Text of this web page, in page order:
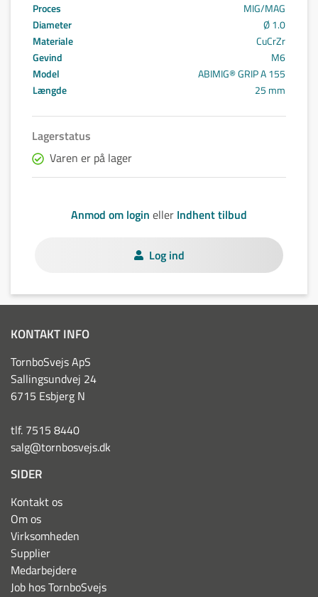
Proces
MIG/MAG
Diameter
Ø 1.0
Materiale
CuCrZr
Gevind
M6
Model
ABIMIG® GRIP A 155
Længde
25 mm
Lagerstatus
Varen er på lager
Anmod om login eller Indhent tilbud
Log ind
KONTAKT INFO
TornboSvejs ApS
Sallingsundvej 24
6715 Esbjerg N
tlf. 7515 8440
salg@tornbosvejs.dk
SIDER
Kontakt os
Om os
Virksomheden
Supplier
Medarbejdere
Job hos TornboSvejs